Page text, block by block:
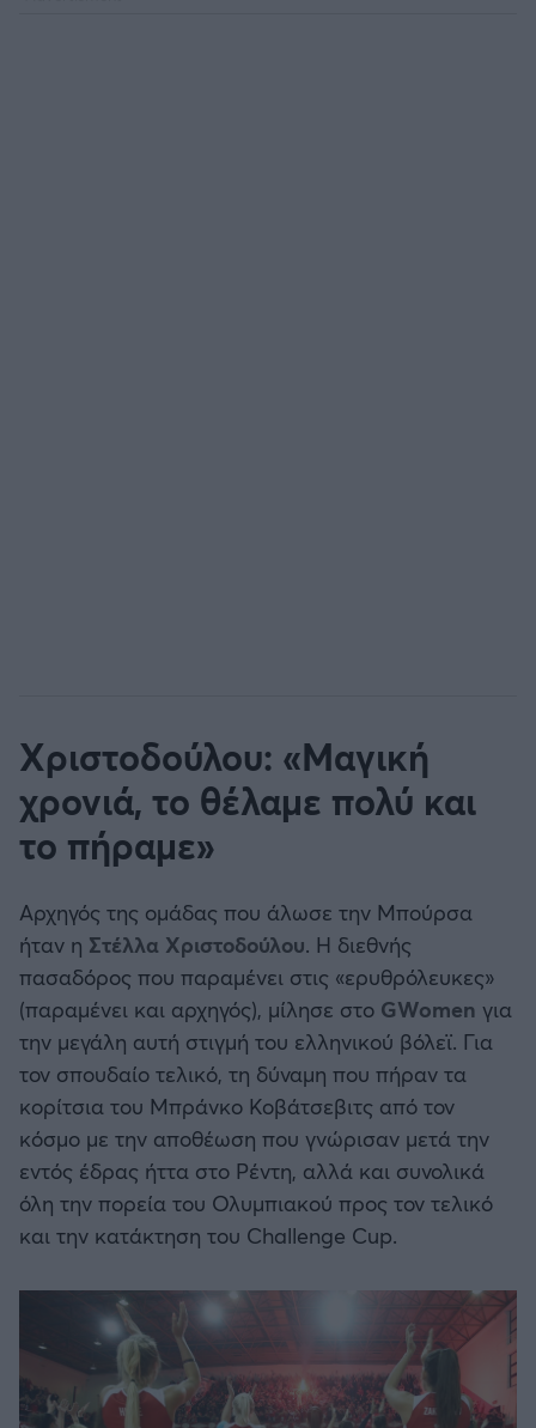
Χριστοδούλου: «Μαγική
χρονιά, το θέλαμε πολύ και
το πήραμε»
Αρχηγός της ομάδας που άλωσε την Μπούρσα
ήταν η Στέλλα Χριστοδούλου. Η διεθνής
πασαδόρος που παραμένει στις «ερυθρόλευκες»
(παραμένει και αρχηγός), μίλησε στο GWomen για
την μεγάλη αυτή στιγμή του ελληνικού βόλεϊ. Για
τον σπουδαίο τελικό, τη δύναμη που πήραν τα
κορίτσια του Μπράνκο Κοβάτσεβιτς από τον
κόσμο με την αποθέωση που γνώρισαν μετά την
εντός έδρας ήττα στο Ρέντη, αλλά και συνολικά
όλη την πορεία του Ολυμπιακού προς τον τελικό
και την κατάκτηση του Challenge Cup.